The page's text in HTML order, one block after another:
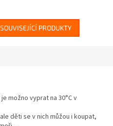
PRODUKTY
možno vyprat na 30°C v
děti se v nich můžou i koupat,